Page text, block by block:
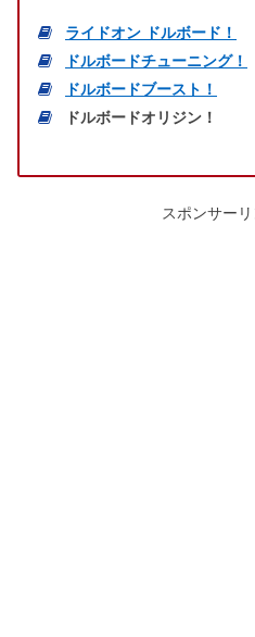
ライドオン ドルボード！
ドルボードチューニング！
ドルボードブースト！
ドルボードオリジン！
スポンサー